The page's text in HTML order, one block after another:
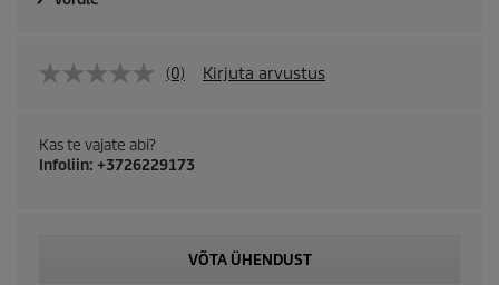
(0) Kirjuta arvustus
Kas te vajate abi?
Infoliin: +3726229173
VÕTA ÜHENDUST